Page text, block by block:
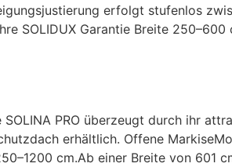
erfolgt stufenlos
SOLIDUX Garantie Breite
SOLINA PRO überzeugt durch ihr
erhältlich. Offene
cm.Ab einer Breite von 601